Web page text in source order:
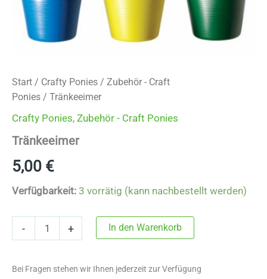
Start / Crafty Ponies / Zubehör - Craft
Ponies / Tränkeeimer
Crafty Ponies, Zubehör - Craft Ponies
Tränkeeimer
5,00 €
Verfügbarkeit: 3 vorrätig (kann nachbestellt werden)
- + In den Warenkorb
Bei Fragen stehen wir Ihnen jederzeit zur Verfügung